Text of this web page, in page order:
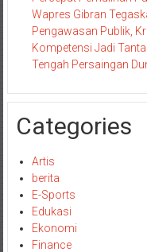
Wapres Gibran
Pengawasan Publik,
Kompetensi Jadi
Tengah Persaingan
Categories
Artis
berita
E-Sports
Edukasi
Ekonomi
Finance